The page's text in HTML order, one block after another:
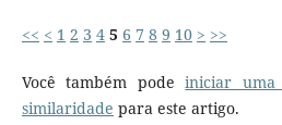
<< < 1 2 3 4 5 6 7 8 9 10 > >>
Você também podeiniciar uma
similaridade para este artigo.